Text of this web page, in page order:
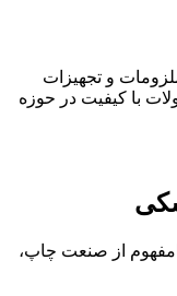
و تجهیزات
با کیفیت در حوزه
از صنعت چاپ،